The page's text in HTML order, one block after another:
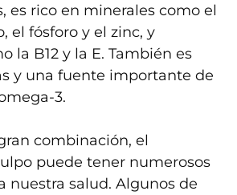
es rico en minerales como el
el fósforo y el zinc, y
la B12 y la E. También es
y una fuente importante de
3.
combinación, el
puede tener numerosos
nuestra salud. Algunos de